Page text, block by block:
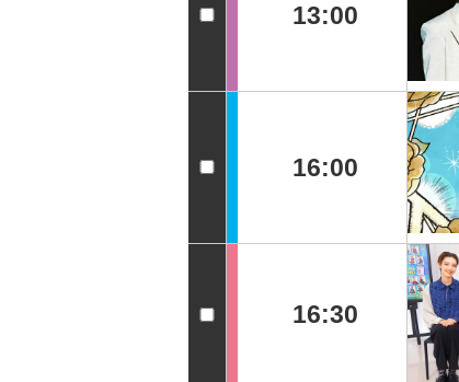
13:00
16:00
16:30